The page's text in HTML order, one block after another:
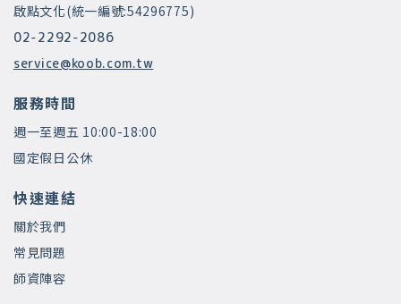
啟點文化(統一編號:54296775)
02-2292-2086
service@koob.com.tw
服務時間
週一至週五 10:00-18:00
國定假日公休
快速連結
關於我們
常見問題
師資陣容